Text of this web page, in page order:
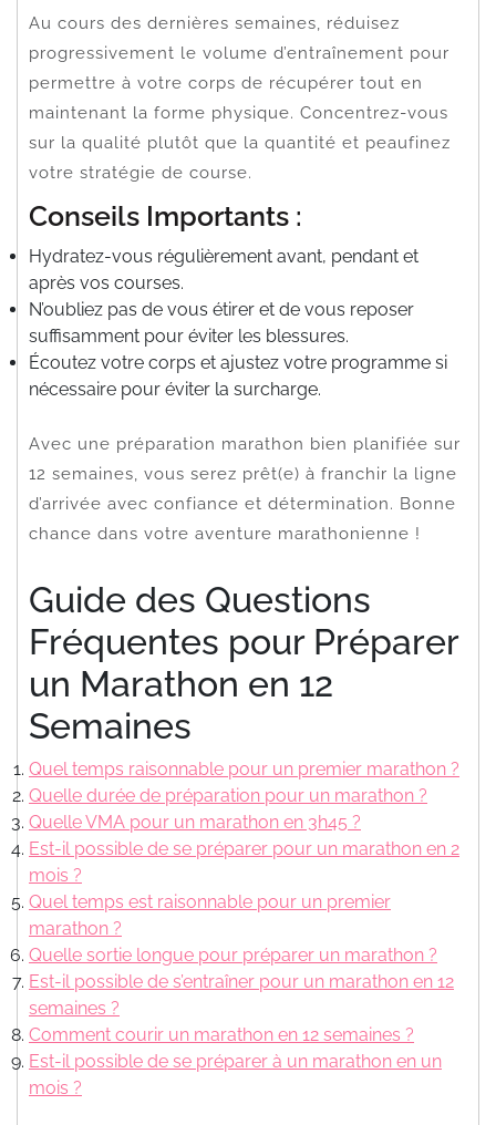
Au cours des dernières semaines, réduisez
progressivement le volume d’entraînement pour
permettre à votre corps de récupérer tout en
maintenant la forme physique. Concentrez-vous
sur la qualité plutôt que la quantité et peaufinez
votre stratégie de course.
Conseils Importants :
Hydratez-vous régulièrement avant, pendant et
après vos courses.
N’oubliez pas de vous étirer et de vous reposer
suffisamment pour éviter les blessures.
Écoutez votre corps et ajustez votre programme si
nécessaire pour éviter la surcharge.
Avec une préparation marathon bien planifiée sur
12 semaines, vous serez prêt(e) à franchir la ligne
d’arrivée avec confiance et détermination. Bonne
chance dans votre aventure marathonienne !
Guide des Questions
Fréquentes pour Préparer
un Marathon en 12
Semaines
Quel temps raisonnable pour un premier marathon ?
Quelle durée de préparation pour un marathon ?
Quelle VMA pour un marathon en 3h45 ?
Est-il possible de se préparer pour un marathon en 2
mois ?
Quel temps est raisonnable pour un premier
marathon ?
Quelle sortie longue pour préparer un marathon ?
Est-il possible de s’entraîner pour un marathon en 12
semaines ?
Comment courir un marathon en 12 semaines ?
Est-il possible de se préparer à un marathon en un
mois ?